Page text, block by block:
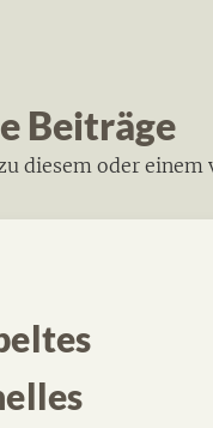
Beiträge
diesem oder einem